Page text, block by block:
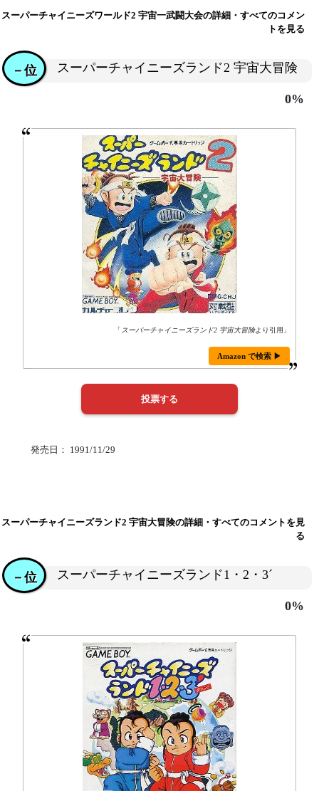
スーパーチャイニーズワールド2 宇宙一武闘大会の詳細・すべてのコメン
トを見る
スーパーチャイニーズランド2 宇宙大冒険
－位
0%
「 スーパーチャイニーズランド2 宇宙大冒険より引用」
Amazon で検索 ▶
発売日： 1991/11/29
スーパーチャイニーズランド2 宇宙大冒険の詳細・すべてのコメントを見
る
スーパーチャイニーズランド1・2・3´
－位
0%